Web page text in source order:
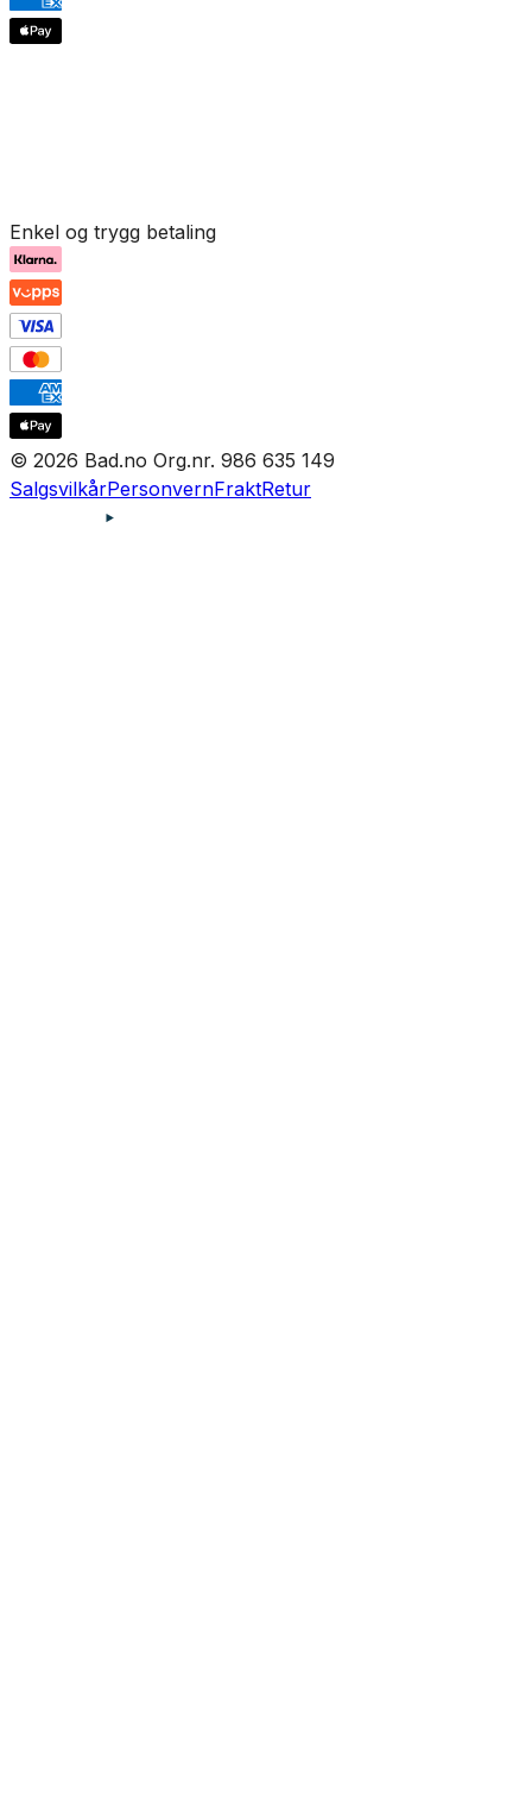
Enkel og trygg betaling
© 2026 Bad.no Org.nr. 986 635 149
SalgsvilkårPersonvernFraktRetur